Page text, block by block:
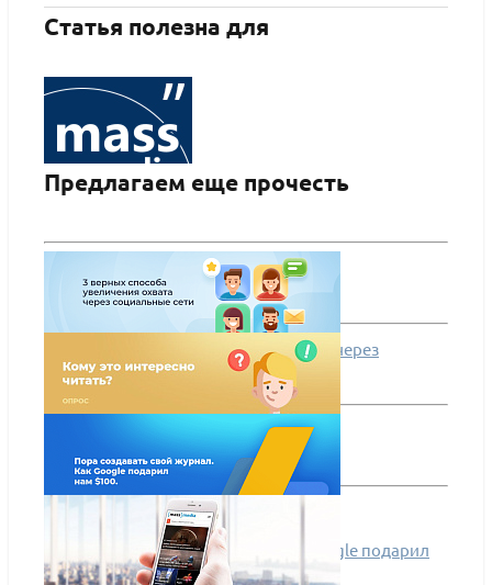
Статья полезна для
портал, новостной портал, журнал, сайт СМИ
ПОДРОБНЕЕ
Предлагаем еще прочесть
3 верных способа увеличения охвата через
социальные сети
Кому это интересно читать?
Пора создавать свой журнал. Как Google подарил
нам $100